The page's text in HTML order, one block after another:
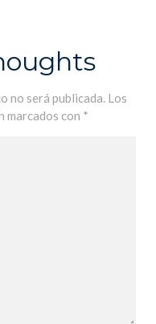
no será publicada. Los
marcados con *